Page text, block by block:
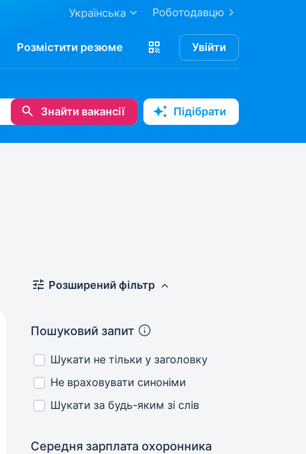
Роботодавцю
Українська
Розмістити резюме Увійти
Знайти вакансії Підібрати
Розширений фільтр
Пошуковий запит
Шукати не тільки у заголовку
Не враховувати синоніми
Шукати за будь-яким зі слів
Середня зарплата охоронника